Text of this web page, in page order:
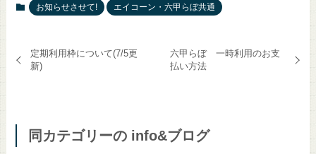
お知らせさせて! エイコーン・六甲らぼ共通
定期利用枠について(7/5更
新)
六甲らぼ 一時利用のお支
払い方法
同カテゴリーの info&ブログ